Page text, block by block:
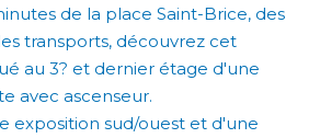
de la place Saint-Brice, des
transports, découvrez cet
au 3? et dernier étage d'une
avec ascenseur.
exposition sud/ouest et d'une